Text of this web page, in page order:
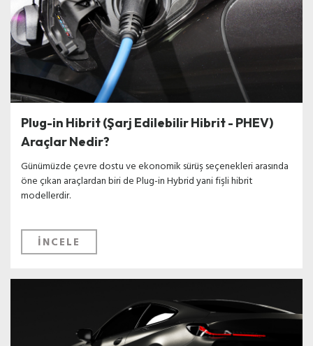
Plug-in Hibrit (Şarj Edilebilir Hibrit - PHEV)
Araçlar Nedir?
Günümüzde çevre dostu ve ekonomik sürüş seçenekleri arasında
öne çıkan araçlardan biri de Plug-in Hybrid yani fişli hibrit
modellerdir.
İNCELE